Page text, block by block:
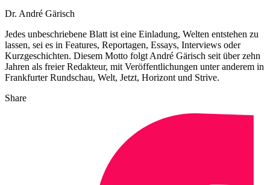
Dr. André Gärisch
Jedes unbeschriebene Blatt ist eine Einladung, Welten entstehen zu
lassen, sei es in Features, Reportagen, Essays, Interviews oder
Kurzgeschichten. Diesem Motto folgt André Gärisch seit über zehn
Jahren als freier Redakteur, mit Veröffentlichungen unter anderem in
Frankfurter Rundschau, Welt, Jetzt, Horizont und Strive.
Share